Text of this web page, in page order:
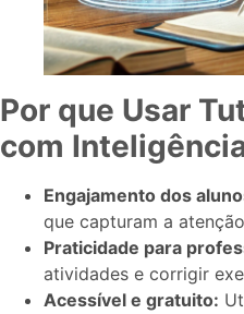
Por que Usar
com
Engajamento dos
que capturam a
Praticidade para
atividades e corrigir
Acessível e gratuito: